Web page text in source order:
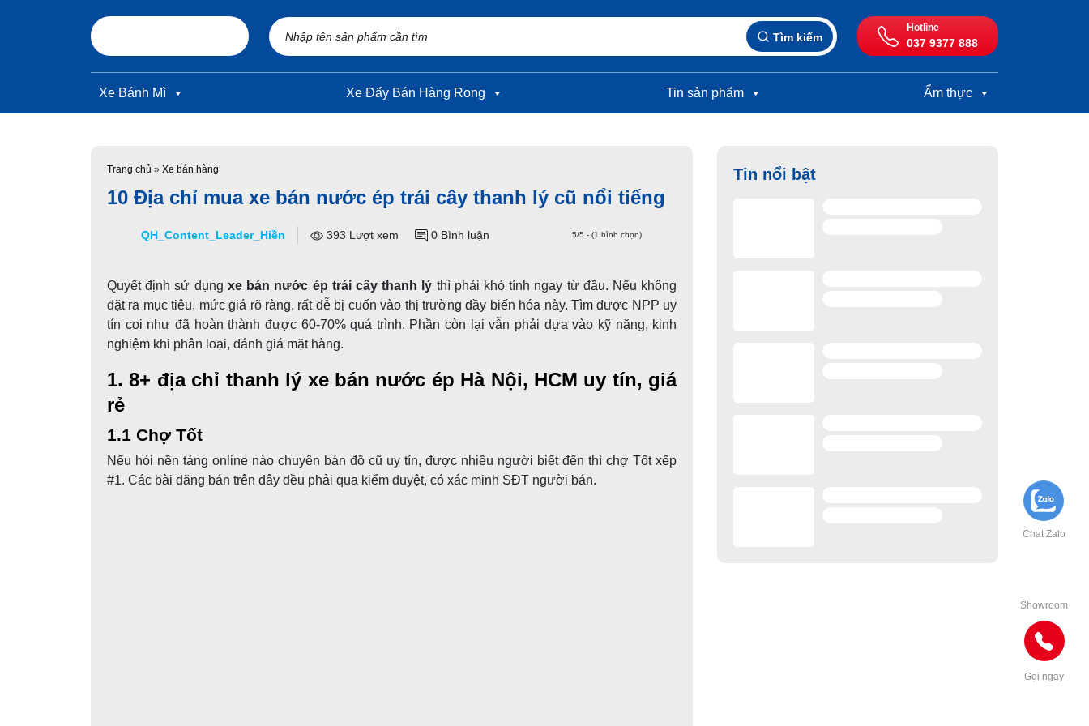
Tìm kiếm
Hotline
037 9377 888
Xe Bánh Mì Xe Đẩy Bán Hàng Rong Tin sản phẩm Ẩm thực
Trang chủ »Xe bán hàng
10 Địa chỉ mua xe bán nước ép trái cây thanh lý cũ nổi tiếng
QH_Content_Leader_Hiền 393 Lượt xem 0 Bình luận 5/5 - (1 bình chọn)
Quyết định sử dụngxe bán nước ép trái cây thanh lý thì phải khó tính ngay từ đầu. Nếu
không đặt ra mục tiêu, mức giá rõ ràng, rất dễ bị cuốn vào thị trường đầy biến hóa này. Tìm
được NPP uy tín coi như đã hoàn thành được 60-70% quá trình. Phần còn lại vẫn phải dựa vào
kỹ năng, kinh nghiệm khi phân loại, đánh giá mặt hàng.
1. 8+ địa chỉ thanh lý xe bán nước ép Hà Nội, HCM uy tín,
giá rẻ
1.1 Chợ Tốt
Nếu hỏi nền tảng online nào chuyên bán đồ cũ uy tín, được nhiều người biết đến thì chợ Tốt
xếp #1. Các bài đăng bán trên đây đều phải qua kiểm duyệt, có xác minh SĐT người bán.
Tin nổi bật
Chat Zalo
Showroom
Gọi ngay